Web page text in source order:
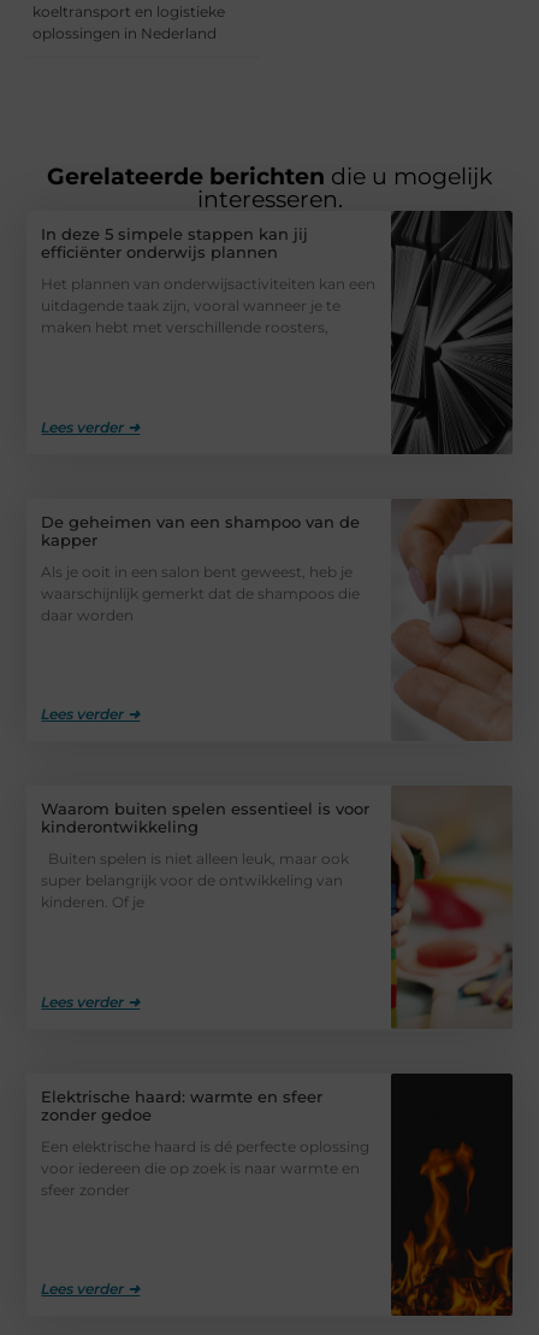
koeltransport en logistieke
oplossingen in Nederland
Gerelateerde berichten die u mogelijk
interesseren.
In deze 5 simpele stappen kan jij
efficiënter onderwijs plannen
Het plannen van onderwijsactiviteiten kan een
uitdagende taak zijn, vooral wanneer je te
maken hebt met verschillende roosters,
Lees verder ➜
De geheimen van een shampoo van de
kapper
Als je ooit in een salon bent geweest, heb je
waarschijnlijk gemerkt dat de shampoos die
daar worden
Lees verder ➜
Waarom buiten spelen essentieel is voor
kinderontwikkeling
Buiten spelen is niet alleen leuk, maar ook
super belangrijk voor de ontwikkeling van
kinderen. Of je
Lees verder ➜
Elektrische haard: warmte en sfeer
zonder gedoe
Een elektrische haard is dé perfecte oplossing
voor iedereen die op zoek is naar warmte en
sfeer zonder
Lees verder ➜